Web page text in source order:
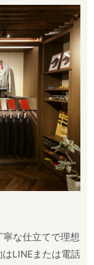
な仕立てで理想
LINEまたは電話